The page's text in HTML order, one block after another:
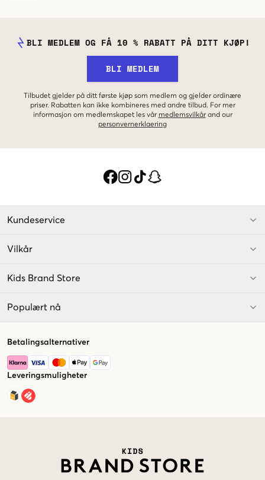
BLI MEDLEM OG FÅ 10 % RABATT PÅ DITT KJØP!
BLI MEDLEM
Tilbudet gjelder på ditt første kjøp som medlem og gjelder ordinære
priser. Rabatten kan ikke kombineres med andre tilbud. For mer
informasjon om medlemskapet les vår medlemsvilkår and our
personvernerklaering
Kundeservice
Vilkår
Kids Brand Store
Populært nå
Betalingsalternativer
Leveringsmuligheter